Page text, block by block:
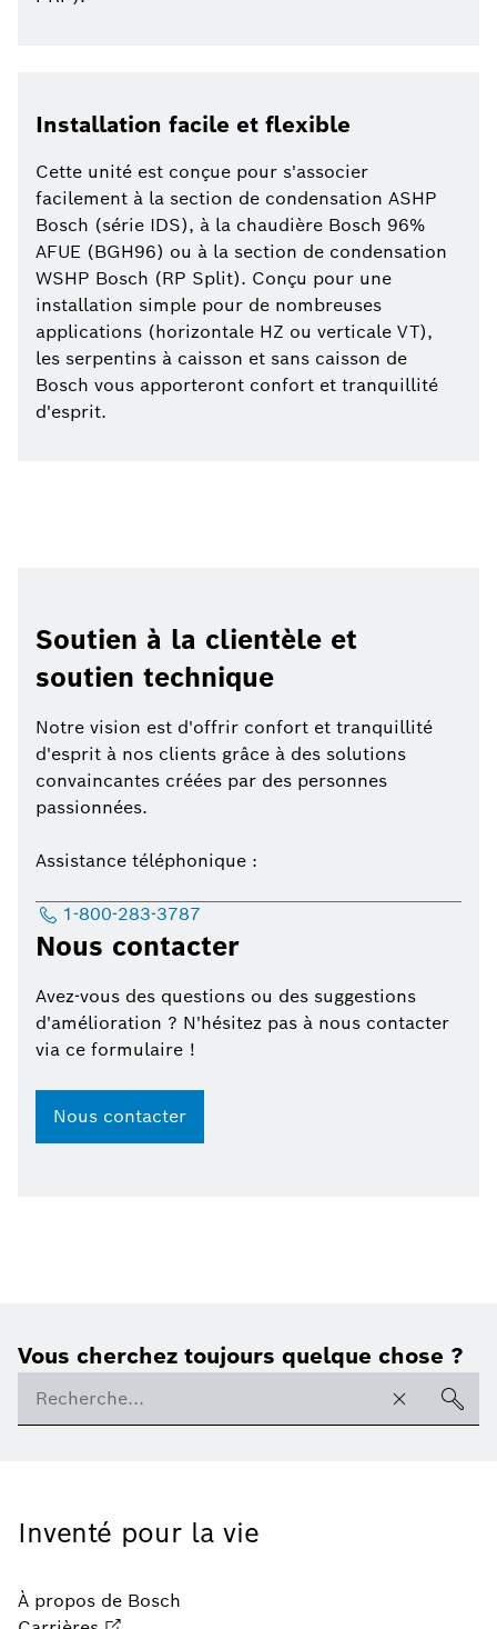
Installation facile et flexible
Cette unité est conçue pour s'associer
facilement à la section de condensation ASHP
Bosch (série IDS), à la chaudière Bosch 96%
AFUE (BGH96) ou à la section de condensation
WSHP Bosch (RP Split). Conçu pour une
installation simple pour de nombreuses
applications (horizontale HZ ou verticale VT),
les serpentins à caisson et sans caisson de
Bosch vous apporteront confort et tranquillité
d'esprit.
Soutien à la clientèle et
soutien technique
Notre vision est d'offrir confort et tranquillité
d'esprit à nos clients grâce à des solutions
convaincantes créées par des personnes
passionnées.
Assistance téléphonique :
1-800-283-3787
Nous contacter
Avez-vous des questions ou des suggestions
d'amélioration ? N'hésitez pas à nous contacter
via ce formulaire !
Nous contacter
Vous cherchez toujours quelque chose ?
Inventé pour la vie
À propos de Bosch